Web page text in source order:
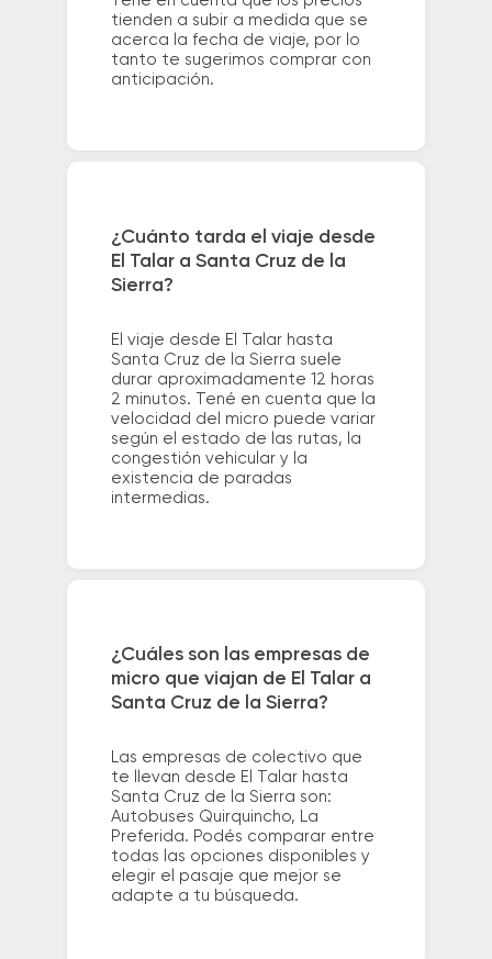
tienden a subir a medida que se
acerca la fecha de viaje, por lo
tanto te sugerimos comprar con
anticipación.
¿Cuánto tarda el viaje desde
El Talar a Santa Cruz de la
Sierra?
El viaje desde El Talar hasta
Santa Cruz de la Sierra suele
durar aproximadamente 12 horas
2 minutos. Tené en cuenta que la
velocidad del micro puede variar
según el estado de las rutas, la
congestión vehicular y la
existencia de paradas
intermedias.
¿Cuáles son las empresas de
micro que viajan de El Talar a
Santa Cruz de la Sierra?
Las empresas de colectivo que
te llevan desde El Talar hasta
Santa Cruz de la Sierra son:
Autobuses Quirquincho, La
Preferida. Podés comparar entre
todas las opciones disponibles y
elegir el pasaje que mejor se
adapte a tu búsqueda.